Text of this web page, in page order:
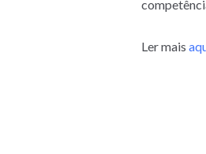
Ler mais